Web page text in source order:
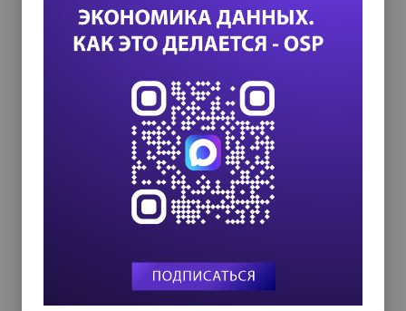
Управление данными 2026
24 сентября 2026
8 октября 2026
ИИ в управлении продажами:
как компании используют
цифровых сотрудников для
снижения рисков и ускорения
используют технологии для роста и
управления рисками